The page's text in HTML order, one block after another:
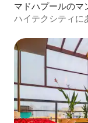
マドハプールのマ
ハイテクシティに